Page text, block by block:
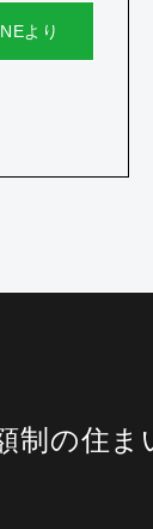
より
制の住